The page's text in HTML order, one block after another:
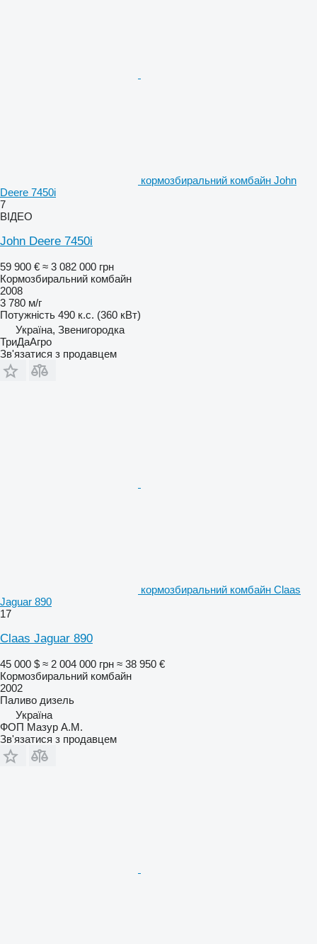
кормозбиральний комбайн John
Deere 7450i
7
ВІДЕО
John Deere 7450i
59 900 € ≈ 3 082 000 грн
Кормозбиральний комбайн
2008
3 780 м/г
Потужність 490 к.с. (360 кВт)
Україна, Звенигородка
ТриДаАгро
Зв'язатися з продавцем
кормозбиральний комбайн Claas
Jaguar 890
17
Claas Jaguar 890
45 000 $ ≈ 2 004 000 грн ≈ 38 950 €
Кормозбиральний комбайн
2002
Паливо дизель
Україна
ФОП Мазур А.М.
Зв'язатися з продавцем